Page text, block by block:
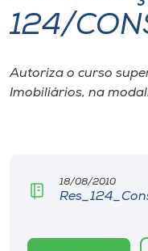
I.nova
Diplomados
CPA
124/
Autoriza o curso
Imobiliários, na
18/08/2010